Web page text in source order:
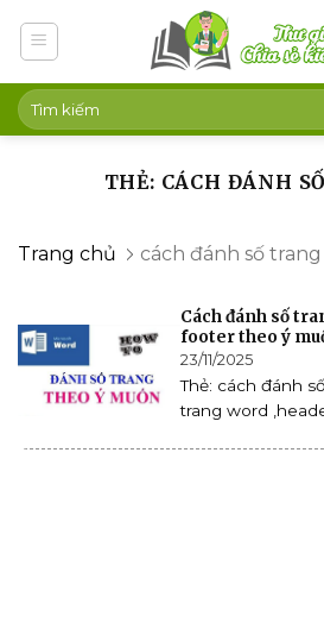
THẺ: CÁCH ĐÁNH
Trang chủ cách đánh số trang
Cách đánh số
footer theo ý
23/11/2025
Thẻ: cách đánh
trang word